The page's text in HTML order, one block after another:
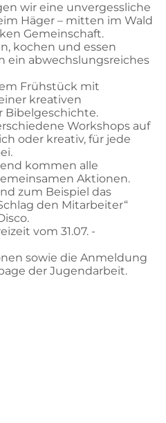
wir eine unvergessliche
Häger – mitten im Wald
Gemeinschaft.
kochen und essen
ein abwechslungsreiches
Frühstück mit
kreativen
Bibelgeschichte.
Workshops auf
oder kreativ, für jede
kommen alle
Aktionen.
zum Beispiel das
den Mitarbeiter“
vom 31.07. -
sowie die Anmeldung
der Jugendarbeit.